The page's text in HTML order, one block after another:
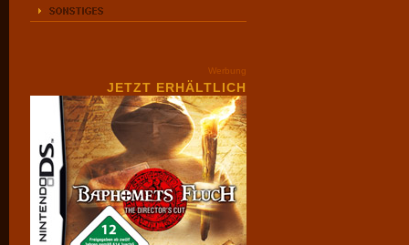
Werbung
JETZT ERHÄLTLICH